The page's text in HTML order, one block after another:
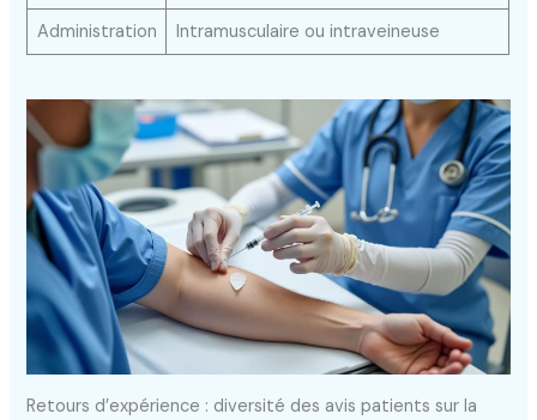
Administration
Intramusculaire ou intraveineuse
Retours d’expérience : diversité des avis patients sur la